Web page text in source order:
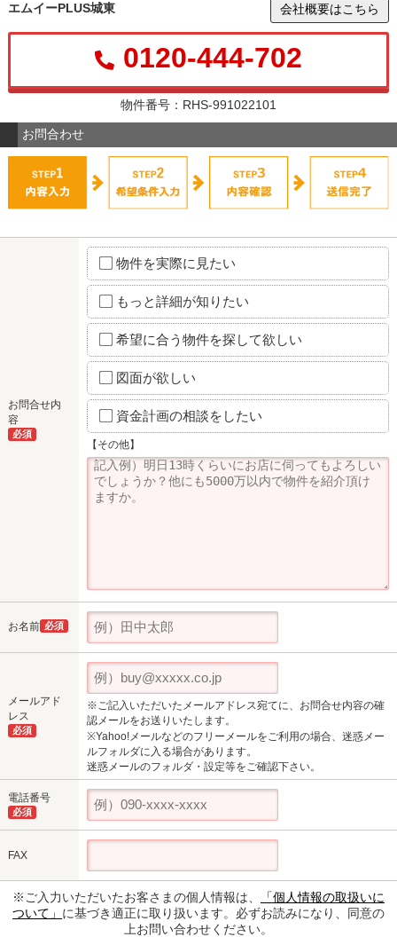
エムイーPLUS城東 会社概要はこちら
0120-444-702
物件番号：RHS-991022101
お問合わせ
お問合せ内
容
必須
物件を実際に見たい
もっと詳細が知りたい
希望に合う物件を探して欲しい
図面が欲しい
資金計画の相談をしたい
【その他】
お名前 必須
メールアド
レス
必須
※ご記入いただいたメールアドレス宛てに、お問合せ内容の確
認メールをお送りいたします。
※Yahoo!メールなどのフリーメールをご利用の場合、迷惑メー
ルフォルダに入る場合があります。
迷惑メールのフォルダ・設定等をご確認下さい。
電話番号
必須
FAX
※ご入力いただいたお客さまの個人情報は、
「個人情報の取扱いに
ついて」 に基づき適正に取り扱います。必ずお読みになり、同意の
上お問い合わせください。